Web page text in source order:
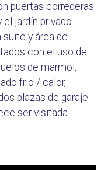
puertas correderas
jardín privado.
y área de
con el uso de
de mármol,
frio / calor,
plazas de garaje
ser visitada.